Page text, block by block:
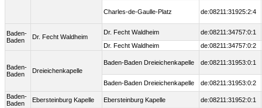
Charles-de-Gaulle-Platz de:08211:31925:2:4
Baden-
Baden
Dr. Fecht Waldheim
Dr. Fecht Waldheim
de:08211:34757:0:1
Dr. Fecht Waldheim
de:08211:34757:0:2
Baden-
Baden
Dreieichenkapelle
Baden-Baden Dreieichenkapelle de:08211:31953:0:1
Baden-Baden Dreieichenkapelle
de:08211:31953:0:2
Baden-
Baden
Ebersteinburg Kapelle Ebersteinburg Kapelle de:08211:31952:0:1